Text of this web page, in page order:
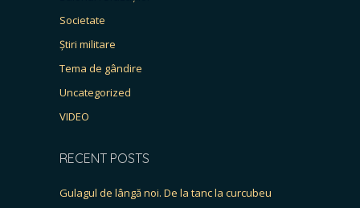
Societate
Știri militare
Tema de gândire
Uncategorized
VIDEO
RECENT POSTS
Gulagul de lângă noi. De la tanc la curcubeu